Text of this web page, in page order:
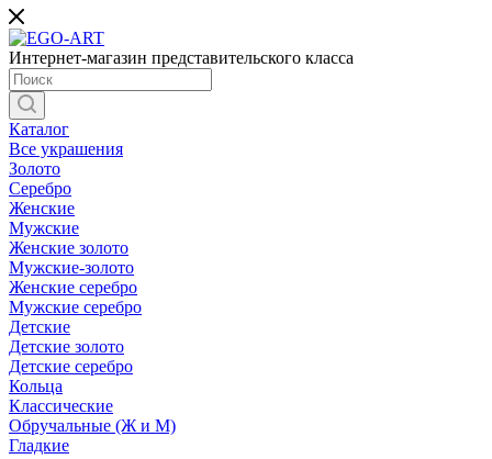
Интернет-магазин представительского класса
Каталог
Все украшения
Золото
Серебро
Женские
Мужские
Женские золото
Мужские-золото
Женские серебро
Мужские серебро
Детские
Детские золото
Детские серебро
Кольца
Классические
Обручальные (Ж и М)
Гладкие